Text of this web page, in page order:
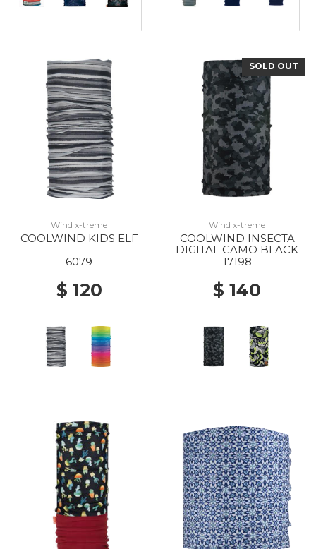
20% Off
Wind x-treme
COOLWIND KIDS ELF
6079
$ 120
SOLD OUT
Wind x-treme
COOLWIND INSECTA
DIGITAL CAMO BLACK
17198
$ 140